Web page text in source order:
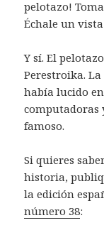
pelotazo!
Échale un
Y sí. El
Perestroika.
había lucido
computadoras
famoso.
Si quieres
historia,
la edición
número 38: